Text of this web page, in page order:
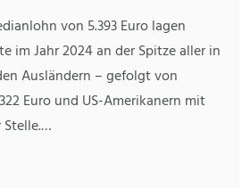
von 5.393 Euro lagen
im Jahr 2024 an der Spitze aller in
Ausländern – gefolgt von
Euro und US-Amerikanern mit
Stelle.…